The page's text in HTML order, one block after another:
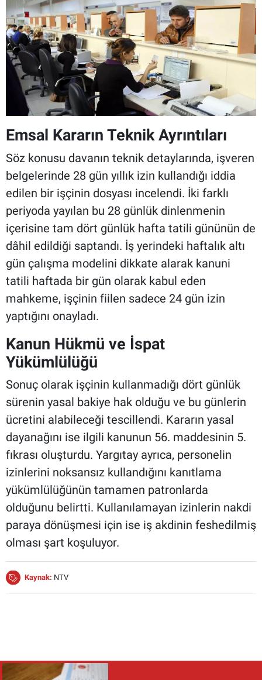
Emsal Kararın Teknik Ayrıntıları
Söz konusu davanın teknik detaylarında, işveren
belgelerinde 28 gün yıllık izin kullandığı iddia
edilen bir işçinin dosyası incelendi. İki farklı
periyoda yayılan bu 28 günlük dinlenmenin
içerisine tam dört günlük hafta tatili gününün de
dâhil edildiği saptandı. İş yerindeki haftalık altı
gün çalışma modelini dikkate alarak kanuni
tatili haftada bir gün olarak kabul eden
mahkeme, işçinin fiilen sadece 24 gün izin
yaptığını onayladı.
Kanun Hükmü ve İspat
Yükümlülüğü
Sonuç olarak işçinin kullanmadığı dört günlük
sürenin yasal bakiye hak olduğu ve bu günlerin
ücretini alabileceği tescillendi. Kararın yasal
dayanağını ise ilgili kanunun 56. maddesinin 5.
fıkrası oluşturdu. Yargıtay ayrıca, personelin
izinlerini noksansız kullandığını kanıtlama
yükümlülüğünün tamamen patronlarda
olduğunu belirtti. Kullanılamayan izinlerin nakdi
paraya dönüşmesi için ise iş akdinin feshedilmiş
olması şart koşuluyor.
Kaynak: NTV